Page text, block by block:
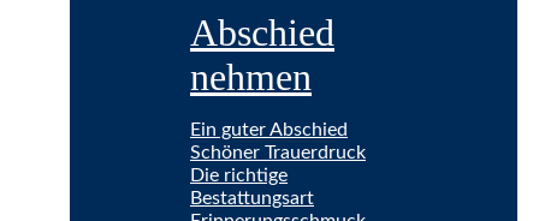
Abschied
nehmen
Ein guter Abschied
Schöner Trauerdruck
Die richtige
Bestattungsart